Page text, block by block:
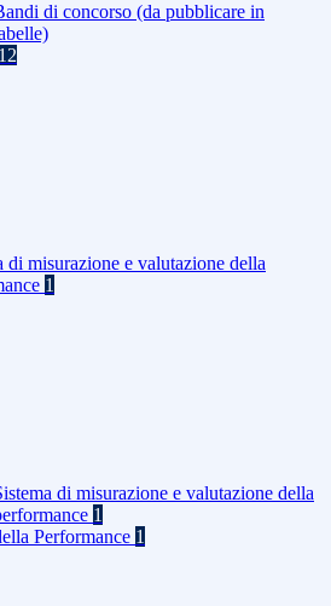
di concorso (da pubblicare in
12
di misurazione e valutazione della
1
di misurazione e valutazione della
1
Performance 1